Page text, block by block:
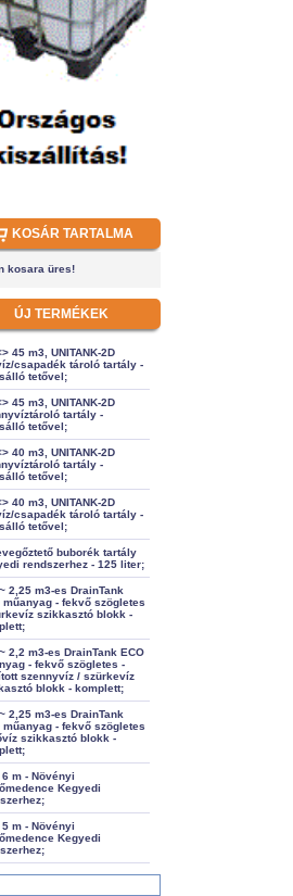
KOSÁR TARTALMA
kosara üres!
ÚJ TERMÉKEK
45 m3, UNITANK-2D
csapadék tároló tartály -
tetővel;
45 m3, UNITANK-2D
tartály -
tetővel;
40 m3, UNITANK-2D
tartály -
tetővel;
40 m3, UNITANK-2D
csapadék tároló tartály -
tetővel;
buborék tartály
rendszerhez - 125 liter;
2,25 m3-es DrainTank
műanyag - fekvő szögletes
szikkasztó blokk -
2,2 m3-es DrainTank ECO
- fekvő szögletes -
szennyvíz / szürkevíz
blokk - komplett;
2,25 m3-es DrainTank
műanyag - fekvő szögletes
szikkasztó blokk -
6 m - Növényi
Kegyedi
5 m - Növényi
Kegyedi